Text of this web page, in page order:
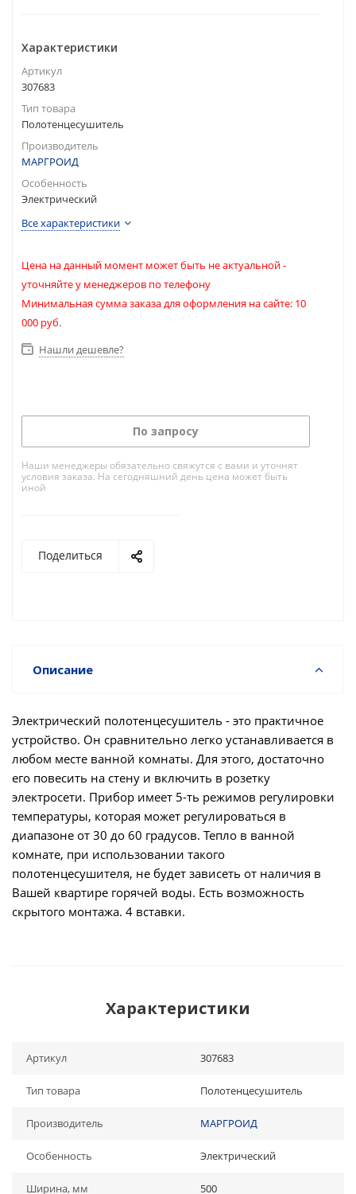
Характеристики
Артикул
307683
Тип товара
Полотенцесушитель
Производитель
МАРГРОИД
Особенность
Электрический
Все характеристики
Цена на данный момент может быть не актуальной -
уточняйте у менеджеров по телефону
Минимальная сумма заказа для оформления на сайте: 10
000 руб.
Нашли дешевле?
По запросу
Наши менеджеры обязательно свяжутся с вами и уточнят
условия заказа. На сегодняшний день цена может быть
иной
Поделиться
Описание
Электрический полотенцесушитель - это практичное
устройство. Он сравнительно легко устанавливается в
любом месте ванной комнаты. Для этого, достаточно
его повесить на стену и включить в розетку
электросети. Прибор имеет 5-ть режимов регулировки
температуры, которая может регулироваться в
диапазоне от 30 до 60 градусов. Тепло в ванной
комнате, при использовании такого
полотенцесушителя, не будет зависеть от наличия в
Вашей квартире горячей воды. Есть возможность
скрытого монтажа. 4 вставки.
Характеристики
Артикул 307683
Тип товара Полотенцесушитель
Производитель МАРГРОИД
Особенность Электрический
Ширина, мм 500